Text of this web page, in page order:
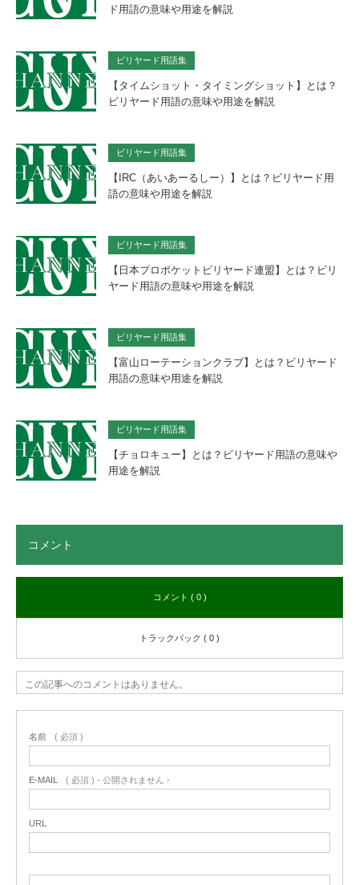
ド用語の意味や用途を解説
ビリヤード用語集
【タイムショット・タイミングショット】とは？
ビリヤード用語の意味や用途を解説
ビリヤード用語集
【IRC（あいあーるしー）】とは？ビリヤード用
語の意味や用途を解説
ビリヤード用語集
【日本プロポケットビリヤード連盟】とは？ビリ
ヤード用語の意味や用途を解説
ビリヤード用語集
【富山ローテーションクラブ】とは？ビリヤード
用語の意味や用途を解説
ビリヤード用語集
【チョロキュー】とは？ビリヤード用語の意味や
用途を解説
コメント
コメント ( 0 )
トラックバック ( 0 )
この記事へのコメントはありません。
名前 ( 必須 )
E-MAIL ( 必須 ) - 公開されません -
URL